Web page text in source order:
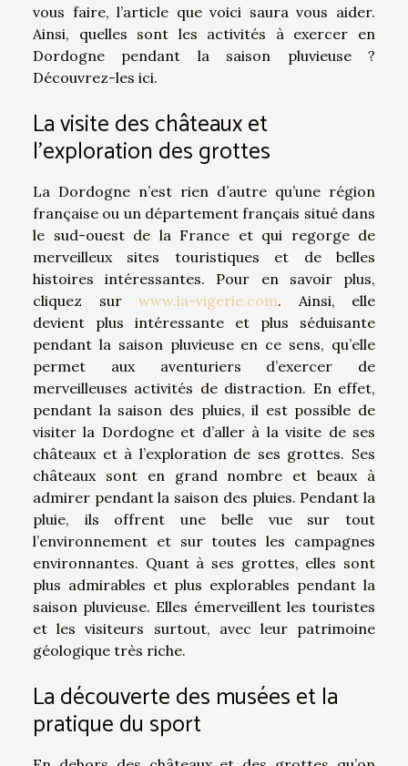
vous faire, l’article que voici saura vous aider.
Ainsi, quelles sont les activités à exercer en
Dordogne pendant la saison pluvieuse ?
Découvrez-les ici.
La visite des châteaux et
l’exploration des grottes
La Dordogne n’est rien d’autre qu’une région
française ou un département français situé dans
le sud-ouest de la France et qui regorge de
merveilleux sites touristiques et de belles
histoires intéressantes. Pour en savoir plus,
cliquez sur www.la-vigerie.com. Ainsi, elle
devient plus intéressante et plus séduisante
pendant la saison pluvieuse en ce sens, qu’elle
permet aux aventuriers d’exercer de
merveilleuses activités de distraction. En effet,
pendant la saison des pluies, il est possible de
visiter la Dordogne et d’aller à la visite de ses
châteaux et à l’exploration de ses grottes. Ses
châteaux sont en grand nombre et beaux à
admirer pendant la saison des pluies. Pendant la
pluie, ils offrent une belle vue sur tout
l’environnement et sur toutes les campagnes
environnantes. Quant à ses grottes, elles sont
plus admirables et plus explorables pendant la
saison pluvieuse. Elles émerveillent les touristes
et les visiteurs surtout, avec leur patrimoine
géologique très riche.
La découverte des musées et la
pratique du sport